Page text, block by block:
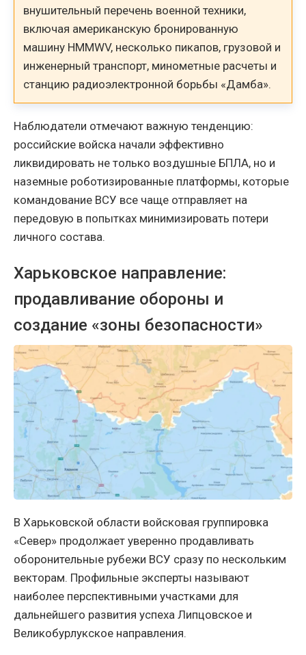
внушительный перечень военной техники,
включая американскую бронированную
машину HMMWV, несколько пикапов, грузовой и
инженерный транспорт, минометные расчеты и
станцию радиоэлектронной борьбы «Дамба».
Наблюдатели отмечают важную тенденцию:
российские войска начали эффективно
ликвидировать не только воздушные БПЛА, но и
наземные роботизированные платформы, которые
командование ВСУ все чаще отправляет на
передовую в попытках минимизировать потери
личного состава.
Харьковское направление:
продавливание обороны и
создание «зоны безопасности»
В Харьковской области войсковая группировка
«Север» продолжает уверенно продавливать
оборонительные рубежи ВСУ сразу по нескольким
векторам. Профильные эксперты называют
наиболее перспективными участками для
дальнейшего развития успеха Липцовское и
Великобурлукское направления.